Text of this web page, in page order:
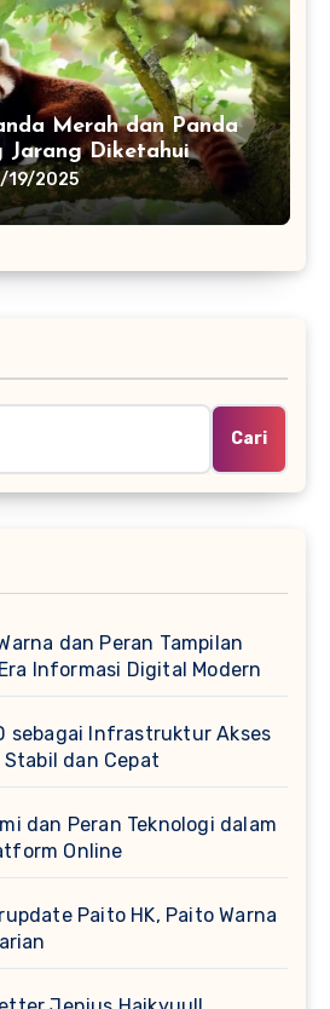
Merah dan Panda
Jarang Diketahui
19/2025
Cari
dan Peran Tampilan
Informasi Digital Modern
sebagai Infrastruktur Akses
dan Cepat
dan Peran Teknologi dalam
Online
Paito HK, Paito Warna